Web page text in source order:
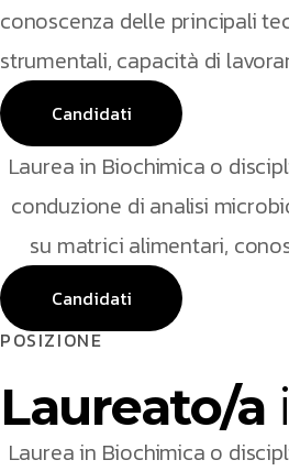
conoscenza delle principali
strumentali, capacità di
Candidati
Laurea in Biochimica o
conduzione di analisi
su matrici alimentari,
Candidati
POSIZIONE
Laureato/a
Laurea in Biochimica o